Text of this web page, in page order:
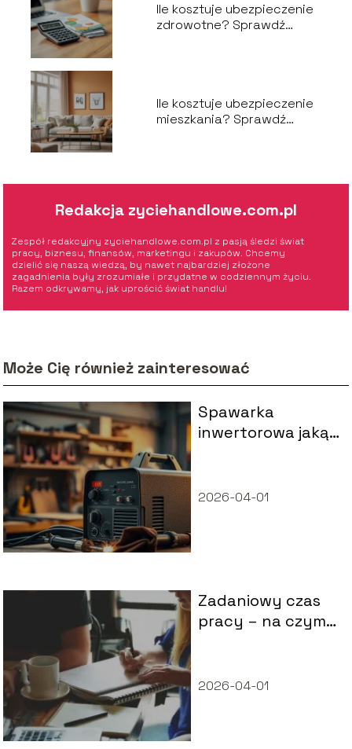
Ile kosztuje ubezpieczenie
zdrowotne? Sprawdź
Ile kosztuje ubezpieczenie
mieszkania? Sprawdź
Redakcja zyciehandlowe.com.pl
Zespół redakcyjny zyciehandlowe.com.pl z pasją śledzi świat
pracy, biznesu, finansów, marketingu i zakupów. Chcemy
dzielić się naszą wiedzą, by nawet najbardziej złożone
zagadnienia były zrozumiałe i przydatne w codziennym życiu.
Razem odkrywamy, jak uprościć świat handlu!
Może Cię również zainteresować
Spawarka
inwertorowa jaką
poradnik
2026-04-01
Zadaniowy czas
pracy – na czym
2026-04-01